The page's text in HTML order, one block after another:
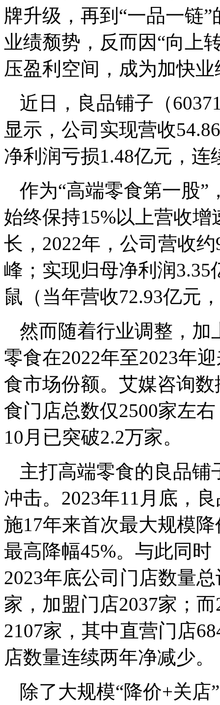
牌升级，再到“一品一链
业绩颓势，反而因“向上
压盈利空间，成为加快
近日，良品铺子（
显示，公司实现营收
净利润亏损1.48亿元，连
作为“高端零食第一股”
始终保持15%以上营收
长，2022年，公司营收
峰；实现归母净利润
鼠（当年营收72.93亿元
然而随着行业调整，加
零食在2022年至2023年
食市场份额。艾媒咨询
食门店总数仅2500家左
10月已突破2.2万家。
主打高端零食的良品
冲击。2023年11月底，
施17年来首次最大规模
最高降幅45%。与此同
2023年底公司门店数量
家，加盟门店2037家；
2107家，其中直营门店
店数量连续两年净减少。
除了大规模“降价+关